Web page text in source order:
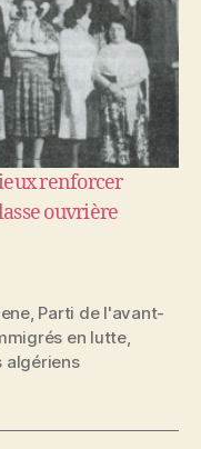
renforcer
ouvrière
, Parti de l'avant-
en lutte,
algériens